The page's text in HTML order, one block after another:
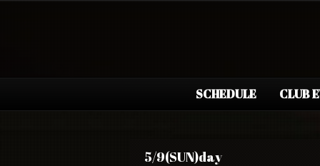
SCHEDULE CLUB
5/9(SUN)day